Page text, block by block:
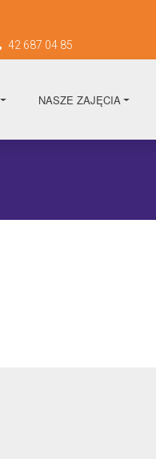
42 687 04 85
NASZE ZAJĘCIA